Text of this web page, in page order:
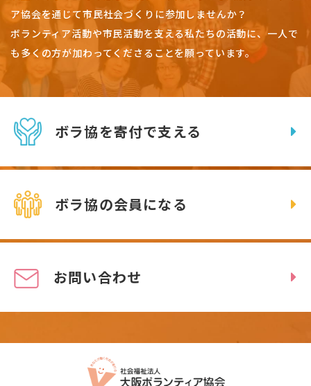
ア協会を通じて市民社会づくりに参加しませんか？
ボランティア活動や市民活動を支える私たちの活動に、一人で
も多くの方が加わってくださることを願っています。
ボラ協を寄付で支える
ボラ協の会員になる
お問い合わせ